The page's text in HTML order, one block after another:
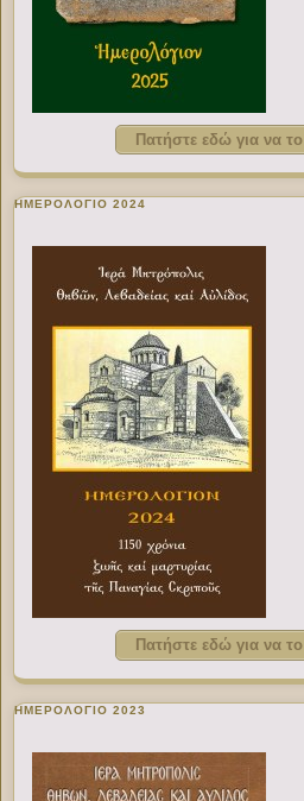
Πατήστε εδώ για να το
ΗΜΕΡΟΛΟΓΙΟ 2024
Πατήστε εδώ για να το
ΗΜΕΡΟΛΟΓΙΟ 2023